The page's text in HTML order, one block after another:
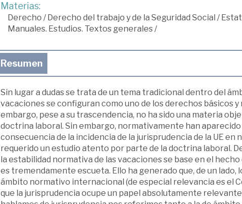
Materias:
Derecho /Derecho del trabajo y de la Seguridad Social /
Manuales. Estudios. Textos generales/
Resumen
Sin lugar a dudas se trata de un tema tradicional dentro del
vacaciones se configuran como uno de los derechos básicos
embargo, pese a su trascendencia, no ha sido una materia
doctrina laboral. Sin embargo, normativamente han
consecuencia de la incidencia de la jurisprudencia de la UE
requerido un estudio atento por parte de la doctrina laboral.
la estabilidad normativa de las vacaciones se base en el
es tremendamente escueta. Ello ha generado que, de un
ámbito normativo internacional (de especial relevancia es el
que la jurisprudencia ocupe un papel absolutamente